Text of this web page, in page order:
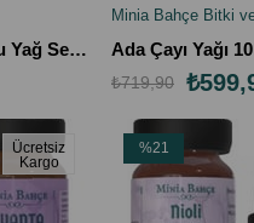
Paçuli, Ylang Ylang ve Nioli Uçucu Yağ Seti – %100 Doğal ve Saf (3 x 10ml)
SEPETE EKLE
Minia Bahçe Bitki
₺719,90
Ücretsiz
Kargo
%21
İndirim
%21İndirim